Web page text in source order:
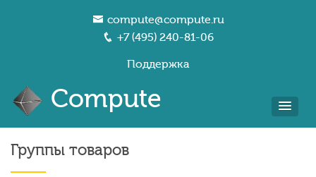
compute@compute.ru
+7 (495) 240-81-06
Поддержка
Compute
Группы товаров